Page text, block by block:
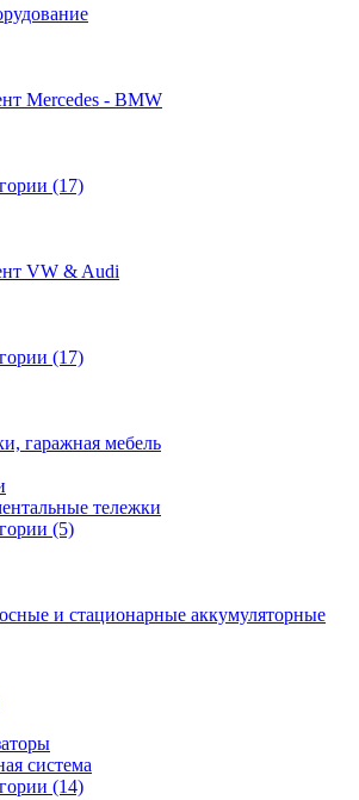
Mercedes - BMW
(17)
VW & Audi
(17)
гаражная мебель
тележки
(5)
и стационарные аккумуляторные
система
(14)